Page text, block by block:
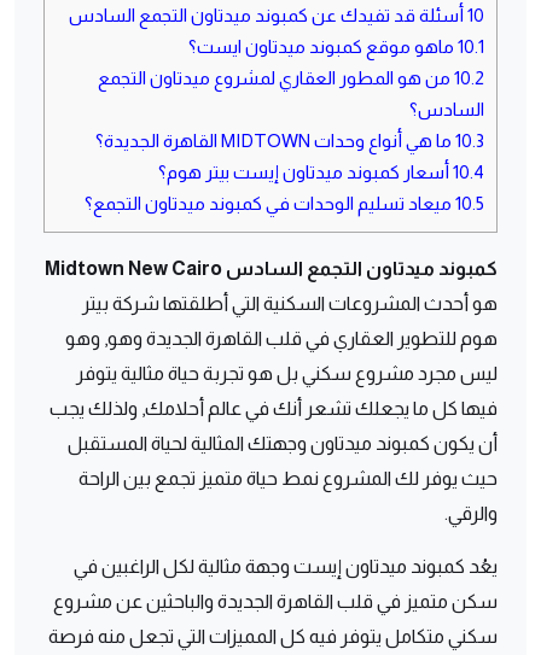
10 أسئلة قد تفيدك عن كمبوند ميدتاون التجمع السادس
10.1 ماهو موقع كمبوند ميدتاون ايست؟
10.2 من هو المطور العقاري لمشروع ميدتاون التجمع
السادس؟
10.3 ما هي أنواع وحدات MIDTOWN القاهرة الجديدة؟
10.4 أسعار كمبوند ميدتاون إيست بيتر هوم؟
10.5 ميعاد تسليم الوحدات في كمبوند ميدتاون التجمع؟
كمبوند ميدتاون التجمع السادس Midtown New Cairo
هو أحدث المشروعات السكنية التي أطلقتها شركة بيتر
هوم للتطوير العقاري في قلب القاهرة الجديدة وهو, وهو
ليس مجرد مشروع سكني بل هو تجربة حياة مثالية يتوفر
فيها كل ما يجعلك تشعر أنك في عالم أحلامك, ولذلك يجب
أن يكون كمبوند ميدتاون وجهتك المثالية لحياة المستقبل
حيث يوفر لك المشروع نمط حياة متميز تجمع بين الراحة
والرقي.
يعُد كمبوند ميدتاون إيست وجهة مثالية لكل الراغبين في
سكن متميز في قلب القاهرة الجديدة والباحثين عن مشروع
سكني متكامل يتوفر فيه كل المميزات التي تجعل منه فرصة